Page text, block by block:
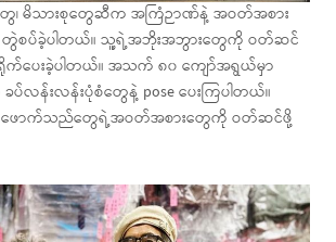
ေ၊ မိသားစုတွေဆီက အကြံဉာဏ်နဲ့ အဝတ်အစား
ပ်ခဲ့ပါတယ်။ သူ့ရဲ့အဘိုးအဘွားတွေကို ဝတ်ဆင်
ရိုက်ပေးခဲ့ပါတယ်။ အသက် ၈၀ ကျော်အရွယ်မှာ
လန်းလန်းပုံစံတွေနဲ့ pose ပေးကြပါတယ်။
ောက်သည်တွေရဲ့အဝတ်အစားတွေကို ဝတ်ဆင်ဖို့